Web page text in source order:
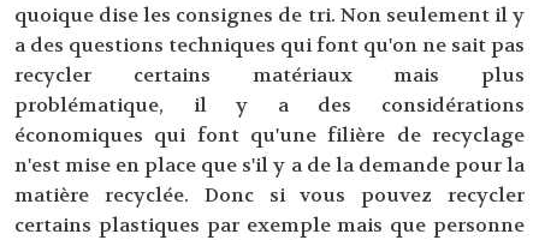
quoique dise les consignes de tri. Non seulement il y
a des questions techniques qui font qu'on ne sait pas
recycler certains matériaux mais plus
problématique, il y a des considérations
économiques qui font qu'une filière de recyclage
n'est mise en place que s'il y a de la demande pour la
matière recyclée. Donc si vous pouvez recycler
certains plastiques par exemple mais que personne